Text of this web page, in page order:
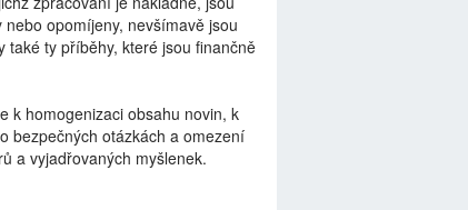
nebo opomíjeny, nevšímavě jsou
také ty příběhy, které jsou finančně
k homogenizaci obsahu novin, k
bezpečných otázkách a omezení
a vyjadřovaných myšlenek.